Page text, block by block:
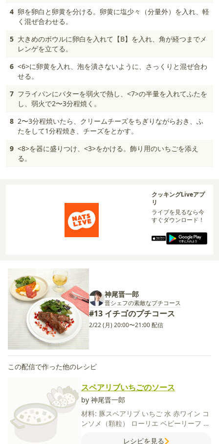
4 卵を卵白と卵黄を分ける。卵黄に塩少々（分量外）を入れ、軽
く混ぜ合わせる。
5 大きめのボウルに卵白を入れて【B】を入れ、角が経つまでメ
レンゲを立てる。
6 <6>に卵黄を入れ、泡を潰さないように、さっくりと混ぜ合わ
せる。
7 フライパンにバターを弱火で熱し、<7>の半量を入れてふたを
し、弱火で2〜3分程焼く。
8 2〜3分程焼いたら、クリームチーズをちぎりながらおき、ふ
たをして1分程焼き、チーズをとかす。
9 <8>を器に盛りつけ、<3>をかける。飾り用のいちごを添え
る。
クッキングLiveアプ
リ
ライブを見るなら今
すぐダウンロード！
神尾晋一郎
晋シェフの素敵なプチコース
#13 イチゴのプチコース
2/22 (月) 20:00〜21:00 配信
この配信で作った他のレシピ
スペアリブいちごのソース
by 神尾晋一郎
材料: 豚スペアリブ いちご 水 赤ワイン コ
ンソメ（顆粒）
ローリエ ベビーリーフ オ
レシピを見る